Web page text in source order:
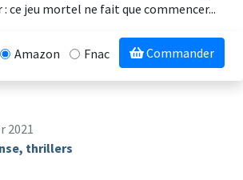
ce jeu mortel ne fait que commencer...
Amazon Fnac Commander
2021
thrillers